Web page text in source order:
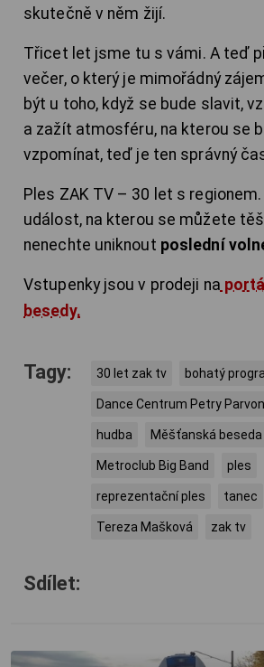
skutečně v něm žijí.
Třicet let jsme tu s vámi. A teď
večer, o který je mimořádný
být u toho, když se bude slavit,
a zažít atmosféru, na kterou se
vzpomínat, teď je ten správný
Ples ZAK TV – 30 let s
událost, na kterou se můžete
nenechte uniknout poslední
Vstupenky jsou v prodeji na
besedy.
Tagy: 30 let zak tv bohatý
Dance Centrum Petry
hudba Měšťanská beseda
Metroclub Big Band ples
reprezentační ples tanec
Tereza Mašková zak tv
Sdílet: